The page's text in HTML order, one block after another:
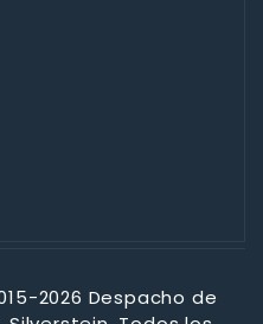
2026 Despacho de